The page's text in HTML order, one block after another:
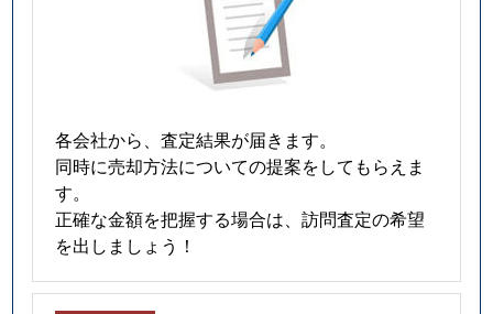
各会社から、査定結果が届きます。
同時に売却方法についての提案をしてもらえま
す。
正確な金額を把握する場合は、訪問査定の希望
を出しましょう！